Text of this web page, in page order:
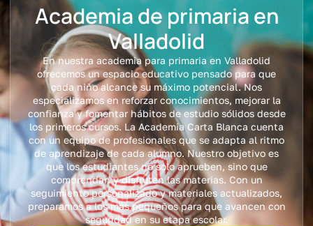
Academia de primaria en
Valladolid
En nuestra academia para primaria en Valladolid
ofrecemos un espacio educativo pensado para que
cada niño alcance su máximo potencial. Nos
especializamos en reforzar conocimientos, mejorar la
confianza y fomentar hábitos de estudio sólidos desde
los primeros cursos. La Academia Carta Blanca cuenta
con un equipo de profesionales que se adapta al ritmo
de aprendizaje de cada alumno. Nuestro objetivo es
que los estudiantes no solo aprueben, sino que
comprendan y disfruten las materias. Con un
seguimiento personalizado y materiales actualizados,
preparamos a los más pequeños para que avancen con
seguridad en su etapa escolar.